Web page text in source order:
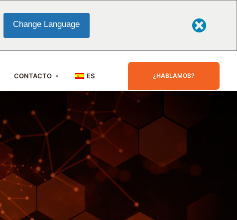
Change Language
CONTACTO ES ¿HABLAMOS?